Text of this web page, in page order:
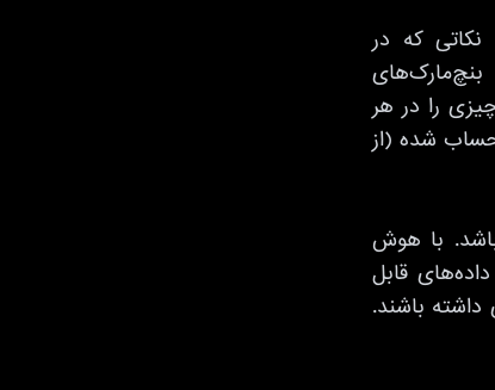
که در
بنچ‌مارک‌های
را در هر
حساب شده (از
با هوش
قابل
داشته باشند.